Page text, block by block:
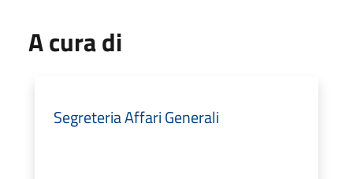
A cura di
Segreteria Affari Generali